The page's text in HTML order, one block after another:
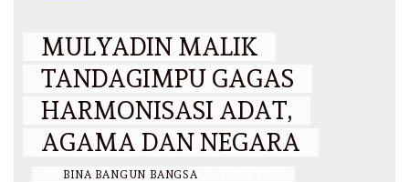
MULYADIN MALIK
TANDAGIMPU GAGAS
HARMONISASI ADAT,
AGAMA DAN NEGARA
BINA BANGUN BANGSA